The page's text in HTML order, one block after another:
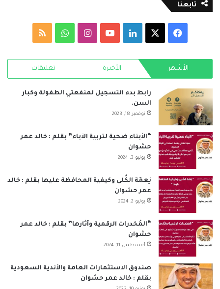
تابعنا
فيسبوك لينكدإن‫YouTubeانستقرامواتسابملخص
RSS الأشهر الأخيرة تعليقات
رابط بدء التسجيل لمنفعتي الطفولة وكبار
السن.
نوفمبر 18, 2023
“الأبناء ضحية لتربية الآباء” بقلم : خالد عمر
حشوان
يونيو 3, 2024
نِعمَة الكُلى وكيفية المحافظة عليها بقلم : خالد
عمر حشوان
يوليو 2, 2024
“المُخدرات الرقمية وآثارها” بقلم : خالد عمر
حشوان
أغسطس 11, 2024
صندوق الاستثمارات العامة والأندية السعودية
بقلم : خالد عمر حشوان